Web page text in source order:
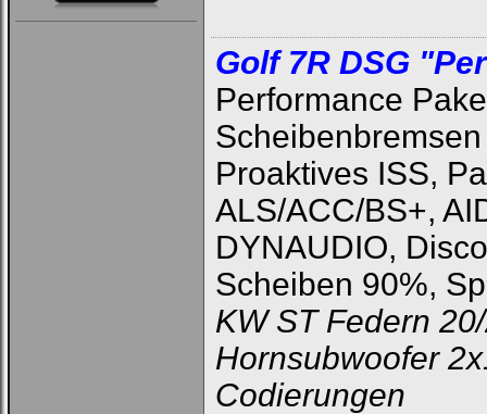
Golf 7R DSG
Performance
Proaktives ISS,
ALS/ACC/BS+,
DYNAUDIO,
Scheiben 90%,
KW ST Federn
Hornsubwoofer
Codierungen